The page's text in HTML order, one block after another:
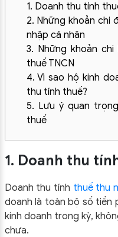
1. Doanh thu tính
2. Những khoản chi
nhập cá nhân
3. Những khoản
thuế TNCN
4. Vì sao hộ kinh
thu tính thuế?
5. Lưu ý quan
thuế
1. Doanh thu
Doanh thu tính thuế thu
doanh là toàn bộ số tiền
kinh doanh trong kỳ,
chưa.